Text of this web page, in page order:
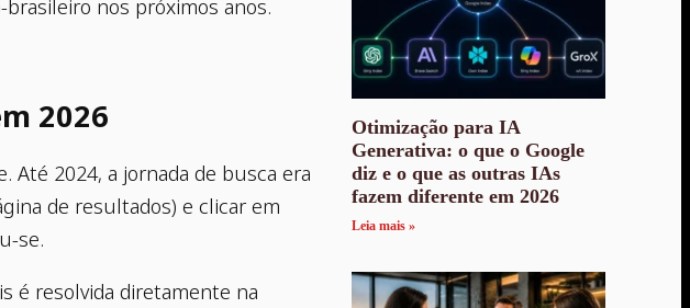
nos próximos anos.
2026
2024, a jornada de busca era
de resultados) e clicar em
se.
é resolvida diretamente na
Otimização para IA
Generativa: o que o Google
diz e o que as outras IAs
fazem diferente em 2026
Leia mais »